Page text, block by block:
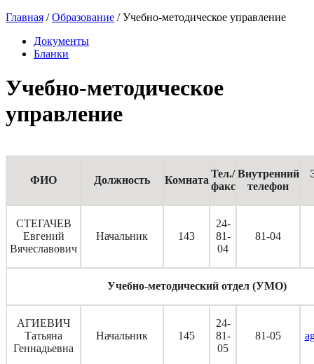
Главная /Образование / Учебно-методическое управление
Документы
Бланки
Учебно-методическое
управление
ФИО Должность Комната
Тел./
факс
Внутренний
телефон
СТЕГАЧЕВ
Евгений
Вячеславович
Начальник 143
24-
81-
04
81-04
Учебно-методический отдел (УМО)
АГИЕВИЧ
Татьяна
Геннадьевна
Начальник 145
24-
81-
05
81-05